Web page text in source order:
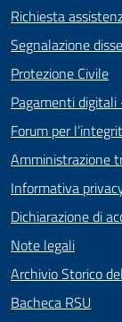
Richiesta
Segnalazione
Protezione Civile
Pagamenti digitali
Forum per
Amministrazione
Informativa
Dichiarazione di
Note legali
Archivio Storico
Bacheca RSU